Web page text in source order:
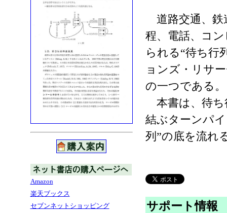
Amazon
楽天ブックス
セブンネットショッピング
道路交通、鉄
程、電話、コ
られる“待ち行
ョンズ・リサ
の一つである。
本書は、待ち
結ぶターンパ
列”の底を流れ
サポート情報